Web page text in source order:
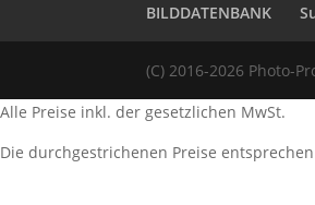
BILDDATENBANK
(C) 2016-2026 Photo-
Alle Preise inkl. der gesetzlichen MwSt.
Die durchgestrichenen Preise